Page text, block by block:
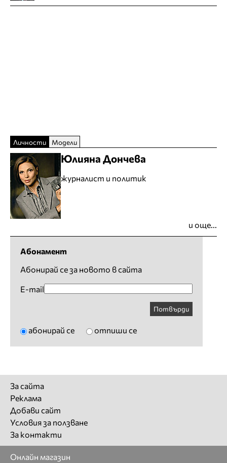
Личности Модели
Юлияна Дончева
журналист и политик
и още...
Абонамент
Абонирай се за новото в сайта
E-mail
Потвърди
абонирай се отпиши се
За сайта
Реклама
Добави сайт
Условия за ползване
За контакти
Онлайн магазин